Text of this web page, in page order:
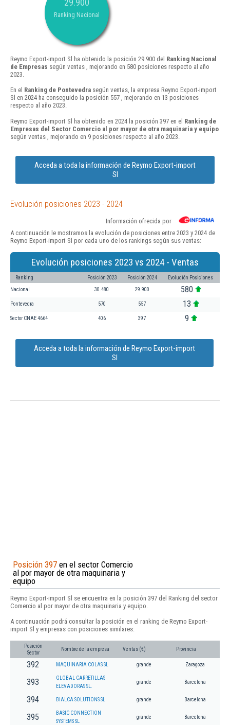
29.900
Ranking Nacional
Reymo Export-import Sl ha obtenido la posición 29.900 del Ranking Nacional
de Empresas según ventas , mejorando en 580 posiciones respecto al año
2023.
En el Ranking de Pontevedra según ventas, la empresa Reymo Export-import
Sl en 2024 ha conseguido la posición 557 , mejorando en 13 posiciones
respecto al año 2023.
Reymo Export-import Sl ha obtenido en 2024 la posición 397 en el Ranking de
Empresas del Sector Comercio al por mayor de otra maquinaria y equipo
según ventas , mejorando en 9 posiciones respecto al año 2023.
Acceda a toda la información de Reymo Export-import
Sl
Evolución posiciones 2023 - 2024
Información ofrecida por
A continuación le mostramos la evolución de posiciones entre 2023 y 2024 de
Reymo Export-import Sl por cada uno de los rankings según sus ventas:
Evolución posiciones 2023 vs 2024 - Ventas
Ranking Posición 2023 Posición 2024 Evolución Posiciones
Nacional 30.480 29.900 580
Pontevedra 570 557 13
Sector CNAE 4664 406 397 9
Acceda a toda la información de Reymo Export-import
Sl
Posición 397 en el sector Comercio
al por mayor de otra maquinaria y
equipo
Reymo Export-import Sl se encuentra en la posición 397 del Ranking del sector
Comercio al por mayor de otra maquinaria y equipo.
A continuación podrá consultar la posición en el ranking de Reymo Export-
import Sl y empresas con posiciones similares:
Posición
Sector
Nombre de la empresa Ventas (€) Provincia
392 MAQUINARIA COLAS SL grande Zaragoza
393
GLOBAL CARRETILLAS
ELEVADORAS SL.
grande Barcelona
394 BIALCA SOLUTIONS SL grande Barcelona
395
BASIC CONNECTION
SYSTEMS SL
grande Barcelona